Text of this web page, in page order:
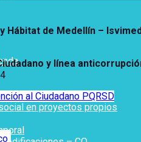
de la
fuente
familiar
en proyectos propios
Hábitat de Medellín –
y línea
al Ciudadano PQRSD